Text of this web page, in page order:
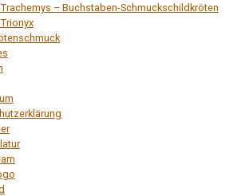
– Buchstaben-Schmuckschildkröten